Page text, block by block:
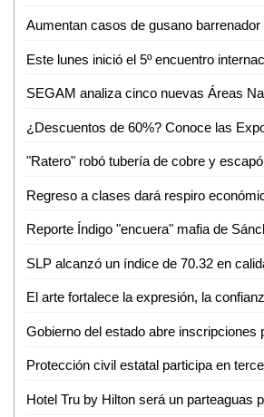
"Ratero" robó tubería de cobre y escapó